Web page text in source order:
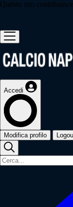
Questo sito
Accedi
Modifica profilo